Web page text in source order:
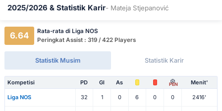
2025/2026 & Statistik Karir- Mateja Stjepanović
6.64
Rata-rata di Liga NOS
Peringkat Assist : 319 / 422 Players
Statistik Musim Statistik Karir
Kompetisi PD Gl As PEN Menit'
Liga NOS 32 1 0 6 0 0 2416'